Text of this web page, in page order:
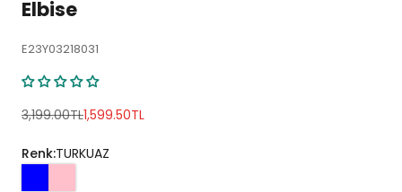
Elbise
E23Y03218031
Normal fiyat
3,199.00TLİndirimli fiyat
1,599.50TL
Renk:TURKUAZ